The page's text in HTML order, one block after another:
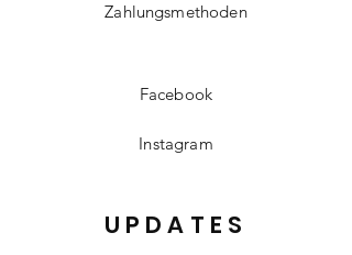
Zahlungsmethoden
Facebook
Instagram
UPDATES